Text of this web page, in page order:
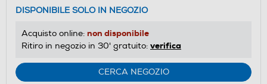
DISPONIBILE SOLO IN NEGOZIO
Acquisto online: non disponibile
Ritiro in negozio in 30' gratuito: verifica
CERCA NEGOZIO